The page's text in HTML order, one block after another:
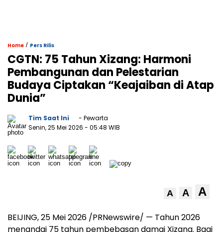
Home / Pers Rilis
CGTN: 75 Tahun Xizang: Harmoni
Pembangunan dan Pelestarian
Budaya Ciptakan “Keajaiban di Atap
Dunia”
Tim Saat Ini
- Pewarta
Senin, 25 Mei 2026 - 05:48 WIB
A A A
BEIJING, 25 Mei 2026 /PRNewswire/ — Tahun 2026
menandai 75 tahun pembebasan damai Xizang. Bagi